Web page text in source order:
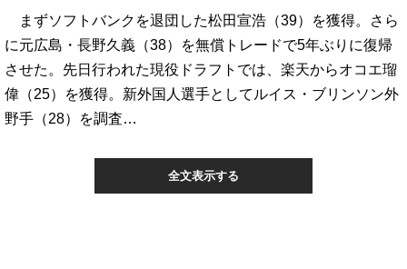
まずソフトバンクを退団した松田宣浩（39）を獲得。さら
に元広島・長野久義（38）を無償トレードで5年ぶりに復帰
させた。先日行われた現役ドラフトでは、楽天からオコエ瑠
偉（25）を獲得。新外国人選手としてルイス・ブリンソン外
野手（28）を調査…
全文表示する